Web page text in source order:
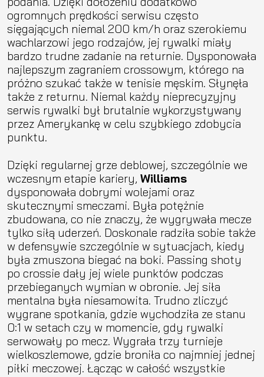
ogromnych prędkości serwisu często
sięgających niemal 200 km/h oraz szerokiemu
wachlarzowi jego rodzajów, jej rywalki miały
bardzo trudne zadanie na returnie. Dysponowała
najlepszym zagraniem crossowym, którego na
próżno szukać także w tenisie męskim. Słynęła
także z returnu. Niemal każdy nieprecyzyjny
serwis rywalki był brutalnie wykorzystywany
przez Amerykankę w celu szybkiego zdobycia
punktu.
Dzięki regularnej grze deblowej, szczególnie we
wczesnym etapie kariery, Williams
dysponowała dobrymi wolejami oraz
skutecznymi smeczami. Była potężnie
zbudowana, co nie znaczy, że wygrywała mecze
tylko siłą uderzeń. Doskonale radziła sobie także
w defensywie szczególnie w sytuacjach, kiedy
była zmuszona biegać na boki. Passing shoty
po crossie dały jej wiele punktów podczas
przebieganych wymian w obronie. Jej siła
mentalna była niesamowita. Trudno zliczyć
wygrane spotkania, gdzie wychodziła ze stanu
0:1 w setach czy w momencie, gdy rywalki
serwowały po mecz. Wygrała trzy turnieje
wielkoszlemowe, gdzie broniła co najmniej jednej
piłki meczowej. Łącząc w całość wszystkie